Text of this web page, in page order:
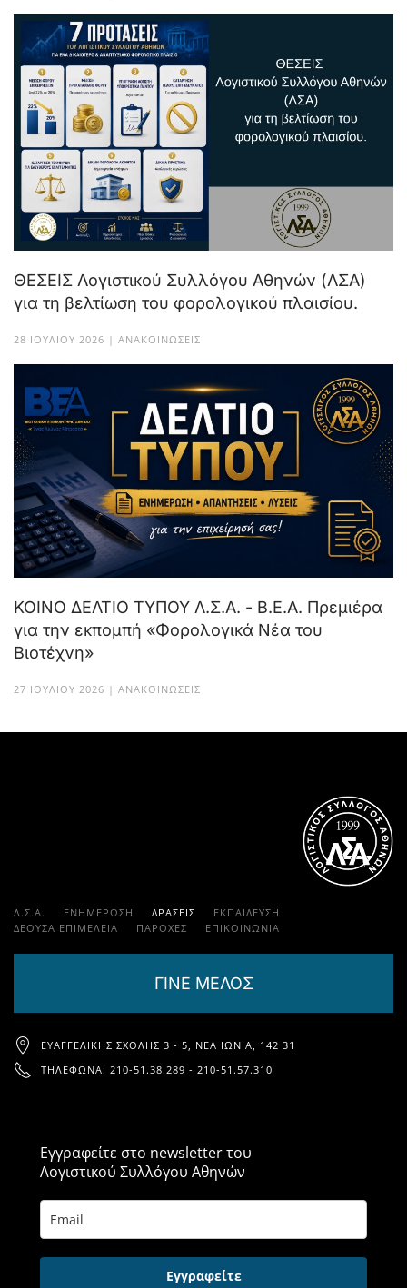
ΘΕΣΕΙΣ Λογιστικού Συλλόγου Αθηνών (ΛΣΑ)
για τη βελτίωση του φορολογικού πλαισίου.
28 ΙΟΥΛΊΟΥ 2026 | ΑΝΑΚΟΙΝΏΣΕΙΣ
ΚΟΙΝΟ ΔΕΛΤΙΟ ΤΥΠΟΥ Λ.Σ.Α. - Β.Ε.Α. Πρεμιέρα
για την εκπομπή «Φορολογικά Νέα του
Βιοτέχνη»
27 ΙΟΥΛΊΟΥ 2026 | ΑΝΑΚΟΙΝΏΣΕΙΣ
Λ.Σ.Α. ΕΝΗΜΕΡΩΣΗ ΔΡΑΣΕΙΣ
ΕΚΠΑΊΔΕΥΣΗ
ΔΕΟΥΣΑ ΕΠΙΜΕΛΕΙΑ
ΠΑΡΟΧΈΣ ΕΠΙΚΟΙΝΩΝΊΑ
ΓΙΝΕ ΜΕΛΟΣ
ΕΥΑΓΓΕΛΙΚΉΣ ΣΧΟΛΉΣ 3 - 5, ΝΈΑ ΙΩΝΊΑ, 142 31
ΤΗΛΈΦΩΝΑ: 210-51.38.289 - 210-51.57.310
Εγγραφείτε στο newsletter του
Λογιστικού Συλλόγου Αθηνών
Εγγραφείτε